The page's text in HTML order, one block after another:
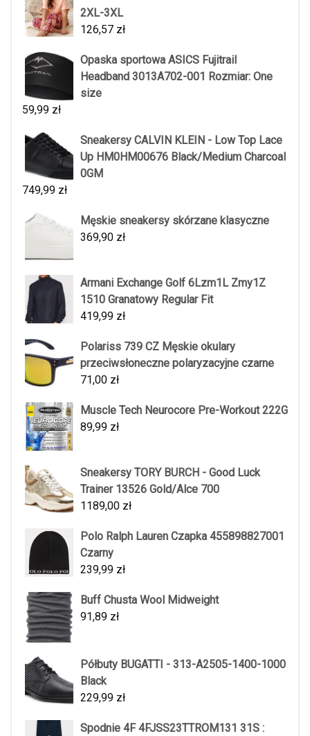
2XL-3XL
126,57 zł
Opaska sportowa ASICS Fujitrail
Headband 3013A702-001 Rozmiar: One
size
59,99 zł
Sneakersy CALVIN KLEIN - Low Top Lace
Up HM0HM00676 Black/Medium Charcoal
0GM
749,99 zł
Męskie sneakersy skórzane klasyczne
369,90 zł
Armani Exchange Golf 6Lzm1L Zmy1Z
1510 Granatowy Regular Fit
419,99 zł
Polariss 739 CZ Męskie okulary
przeciwsłoneczne polaryzacyjne czarne
71,00 zł
Muscle Tech Neurocore Pre-Workout 222G
89,99 zł
Sneakersy TORY BURCH - Good Luck
Trainer 13526 Gold/Alce 700
1189,00 zł
Polo Ralph Lauren Czapka 455898827001
Czarny
239,99 zł
Buff Chusta Wool Midweight
91,89 zł
Półbuty BUGATTI - 313-A2505-1400-1000
Black
229,99 zł
Spodnie 4F 4FJSS23TTROM131 31S :